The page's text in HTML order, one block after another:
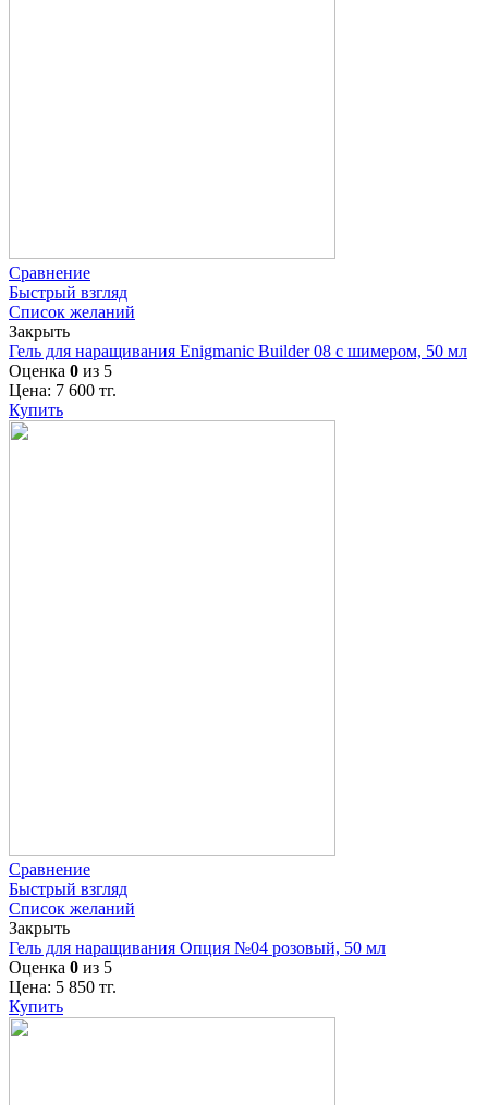
Сравнение
Быстрый взгляд
Список желаний
Закрыть
Гель для наращивания Enigmanic Builder 08 с шимером, 50 мл
Оценка 0 из 5
Цена: 7 600 тг.
Купить
Сравнение
Быстрый взгляд
Список желаний
Закрыть
Гель для наращивания Опция №04 розовый, 50 мл
Оценка 0 из 5
Цена: 5 850 тг.
Купить